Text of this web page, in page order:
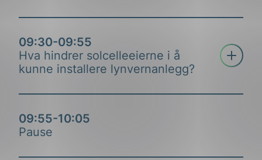
Fagsjefer, NEK
Kristin Fagerli og Lars Ihler
Velkommen og praktisk om webinaret. Forbered
09:30-09:55
Hva hindrer solcelleeierne i å
kunne installere lynvernanlegg?
Åpne
Sivilingeniør elkraft, Multiconsult
Stassja Noelle Øderud
09:55-10:05
Pause